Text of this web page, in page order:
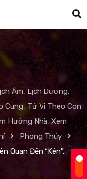
Âm, Lịch Dương,
Cung, Tử Vi Theo Con
Hướng Nhà, Xem
Phong Thủy
Quan Đến “Kén”.